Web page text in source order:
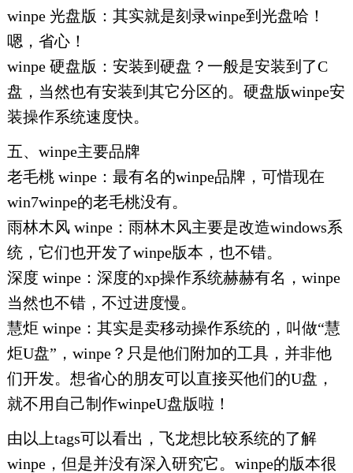
winpe 光盘版：其实就是刻录winpe到光盘哈！
嗯，省心！
winpe 硬盘版：安装到硬盘？一般是安装到了C
盘，当然也有安装到其它分区的。硬盘版winpe安
装操作系统速度快。
五、winpe主要品牌
老毛桃 winpe：最有名的winpe品牌，可惜现在
win7winpe的老毛桃没有。
雨林木风 winpe：雨林木风主要是改造windows系
统，它们也开发了winpe版本，也不错。
深度 winpe：深度的xp操作系统赫赫有名，winpe
当然也不错，不过进度慢。
慧炬 winpe：其实是卖移动操作系统的，叫做“慧
炬U盘”，winpe？只是他们附加的工具，并非他
们开发。想省心的朋友可以直接买他们的U盘，
就不用自己制作winpeU盘版啦！
由以上tags可以看出，飞龙想比较系统的了解
winpe，但是并没有深入研究它。winpe的版本很